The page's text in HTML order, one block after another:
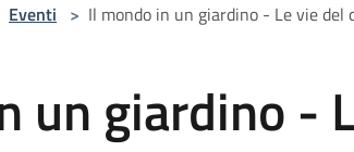
Eventi > Il mondo in un giardino - Le vie del
un giardino -